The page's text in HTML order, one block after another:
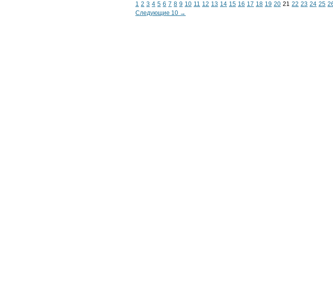
1 2 3 4 5 6 7 8 9 10 11 12 13 14 15 16 17 18 19 20 21 22 23 24 25
Следующие 10 →